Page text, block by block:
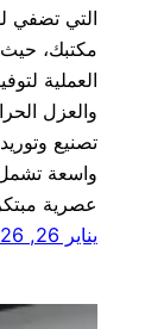
التي تضفي
مكتبك، حيث
العملية
والعزل
تصنيع
واسعة تشمل
عصرية
يناير 26, 2026